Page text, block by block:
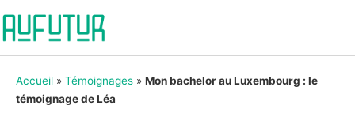
Accueil » Témoignages » Mon bachelor au Luxembourg : le
témoignage de Léa